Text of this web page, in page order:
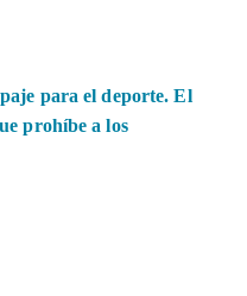
para el deporte. El
prohíbe a los